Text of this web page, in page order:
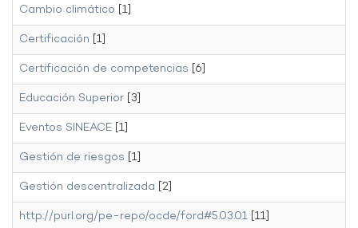
Cambio climático [1]
Certificación [1]
Certificación de competencias [6]
Educación Superior [3]
Eventos SINEACE [1]
Gestión de riesgos [1]
Gestión descentralizada [2]
http://purl.org/pe-repo/ocde/ford#5.03.01 [11]